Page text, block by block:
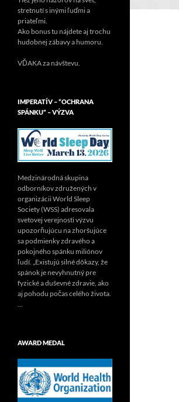
stretnutí s inými ľuďmi a
priateľmi.
Ako bonus tu nájdete aj trochu
hudobnej zábavy a humoru.
VĎAKA za návštevu.
IMPERATÍV – “OCHRANA
SPÁNKU” – VÝZVA
Medzinárodná skupina
odborníkov združených v
organizácii World Sleep
Society (WSS) adresovala
svetovej verejnosti výzvu
upozorňujúcu na zhoršujúce
sa podmienky zdravého a
pokojného spánku miliónov
ľudí. „Existujú silné dôkazy, že
spánok je nevyhnutný pre
fyzické a duševné zdravie, ako
aj pohodu počas celého života.
…
AWARD MEDAL